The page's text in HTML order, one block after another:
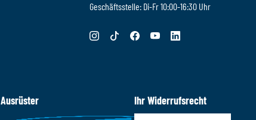
Geschäftsstelle: Di-Fr 10:00-16:30 Uhr
Ausrüster Ihr Widerrufsrecht